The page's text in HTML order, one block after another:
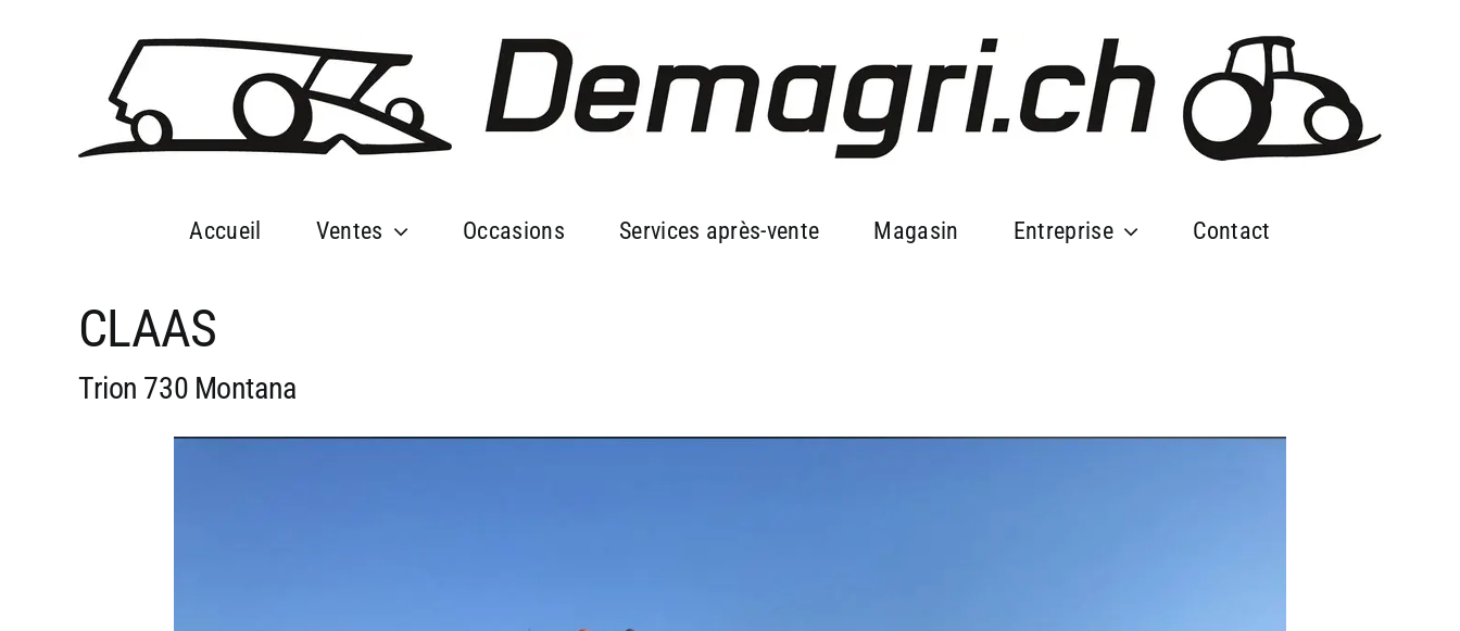
Accueil Ventes Occasions Services après-vente Magasin Entreprise Contact
CLAAS
Trion 730 Montana